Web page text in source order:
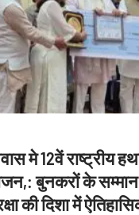
मे 12वें राष्ट्रीय
बुनकरों के
की दिशा में